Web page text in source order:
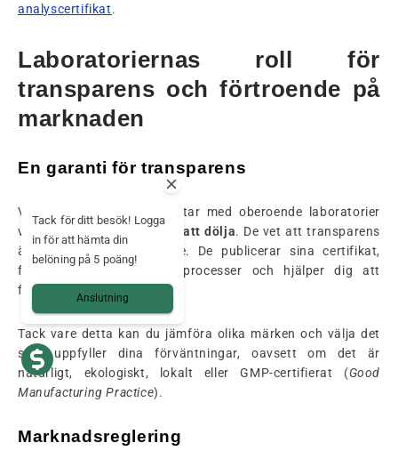
analyscertifikat.
Laboratoriernas roll för
transparens och förtroende på
marknaden
En garanti för transparens
Varumärken som samarbetar med oberoende laboratorier
visar att de
inte har något att dölja. De vet att transparens
är grunden för förtroende. De publicerar sina certifikat,
förklarar sina extraktionsprocesser och hjälper dig att
förstå resultaten.
Tack vare detta kan du jämföra olika märken och välja det
som uppfyller dina förväntningar, oavsett om det är
naturligt, ekologiskt, lokalt eller GMP-certifierat (Good
Manufacturing Practice).
Marknadsreglering
Tack för ditt besök! Logga
in för att hämta din
belöning på 5 poäng!
Anslutning